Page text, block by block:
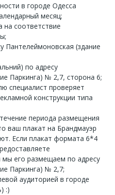
в городе Одесса
месяц;
на соответствие
Пантелеймоновская (здание
по адресу
Паркинга) № 2,7, сторона 6;
специалист проверяет
конструкции типа
периода размещения
ваш плакат на Брандмауэр
Если плакат формата 6*4
мы его размещаем по адресу
Паркинга) № 2,7;
аудиторией в городе
:)